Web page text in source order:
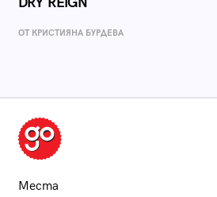
ОТ КРИСТИЯНА БУРДЕВА
Места